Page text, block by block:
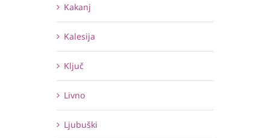
Kakanj
Kalesija
Ključ
Livno
Ljubuški